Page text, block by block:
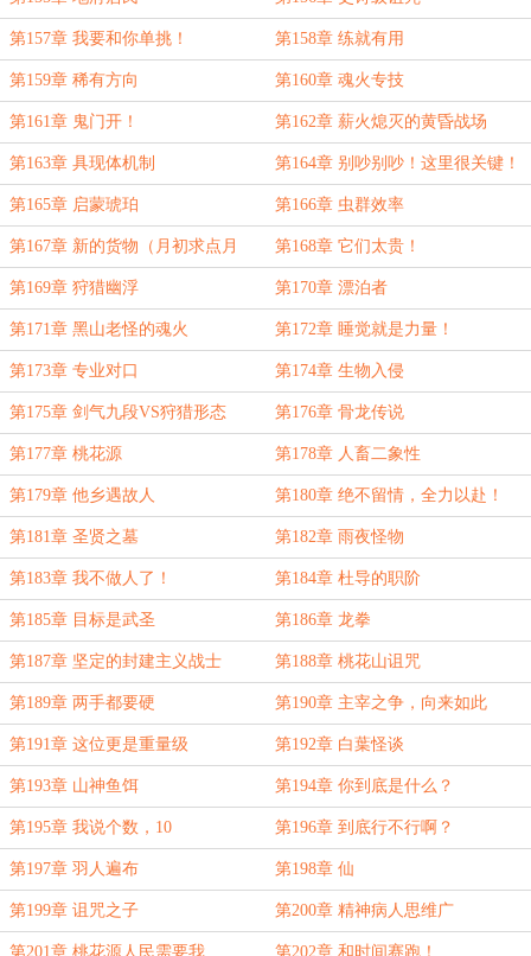
第157章 我要和你单挑！ 第158章 练就有用
第159章 稀有方向 第160章 魂火专技
第161章 鬼门开！ 第162章 薪火熄灭的黄昏战场
第163章 具现体机制 第164章 别吵别吵！这里很关键！
第165章 启蒙琥珀 第166章 虫群效率
第167章 新的货物（月初求点月
票！）
第168章 它们太贵！
第169章 狩猎幽浮 第170章 漂泊者
第171章 黑山老怪的魂火 第172章 睡觉就是力量！
第173章 专业对口 第174章 生物入侵
第175章 剑气九段VS狩猎形态 第176章 骨龙传说
第177章 桃花源 第178章 人畜二象性
第179章 他乡遇故人 第180章 绝不留情，全力以赴！
第181章 圣贤之墓 第182章 雨夜怪物
第183章 我不做人了！ 第184章 杜导的职阶
第185章 目标是武圣 第186章 龙拳
第187章 坚定的封建主义战士 第188章 桃花山诅咒
第189章 两手都要硬 第190章 主宰之争，向来如此
第191章 这位更是重量级 第192章 白葉怪谈
第193章 山神鱼饵 第194章 你到底是什么？
第195章 我说个数，10 第196章 到底行不行啊？
第197章 羽人遍布 第198章 仙
第199章 诅咒之子 第200章 精神病人思维广
第201章 桃花源人民需要我 第202章 和时间赛跑！